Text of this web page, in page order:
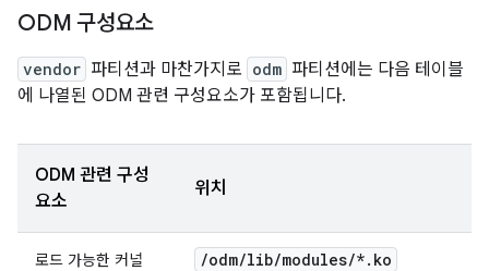
ODM 구성요소
vendor 파티션과 마찬가지로 odm 파티션에는 다음 테이블
에 나열된 ODM 관련 구성요소가 포함됩니다.
ODM 관련 구성
요소
위치
로드 가능한 커널
/odm/lib/modules/*. ko